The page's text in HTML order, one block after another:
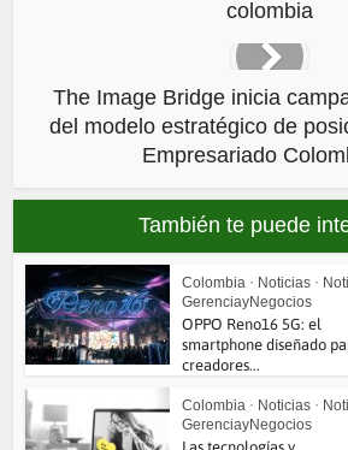
colombia
The Image Bridge inicia
del modelo estratégico de
Empresariado
También te puede
Colombia • Noticias •
GerenciayNegocios
OPPO Reno16 5G: el
smartphone diseñado
creadores...
Colombia • Noticias •
GerenciayNegocios